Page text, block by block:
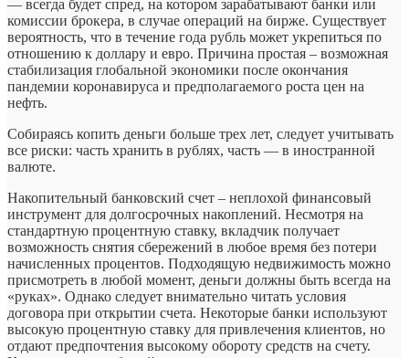
— всегда будет спред, на котором зарабатывают банки или
комиссии брокера, в случае операций на бирже. Существует
вероятность, что в течение года рубль может укрепиться по
отношению к доллару и евро. Причина простая – возможная
стабилизация глобальной экономики после окончания
пандемии коронавируса и предполагаемого роста цен на
нефть.
Собираясь копить деньги больше трех лет, следует учитывать
все риски: часть хранить в рублях, часть — в иностранной
валюте.
Накопительный банковский счет – неплохой финансовый
инструмент для долгосрочных накоплений. Несмотря на
стандартную процентную ставку, вкладчик получает
возможность снятия сбережений в любое время без потери
начисленных процентов. Подходящую недвижимость можно
присмотреть в любой момент, деньги должны быть всегда на
«руках». Однако следует внимательно читать условия
договора при открытии счета. Некоторые банки используют
высокую процентную ставку для привлечения клиентов, но
отдают предпочтения высокому обороту средств на счету.